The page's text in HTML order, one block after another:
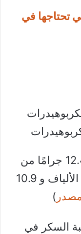
تحتاجها في
تحتوي حبة خوخ صغيرة على 12.4 جرامًا من
الكربوهيدرات و 1.9 جرامًا من الألياف و 10.9
)
السكر في